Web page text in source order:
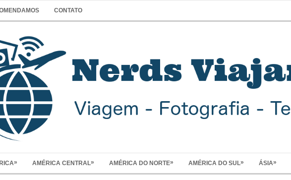
CONTATO
» AMÉRICA CENTRAL» AMÉRICA DO NORTE» AMÉRICA DO SUL» ÁSIA»